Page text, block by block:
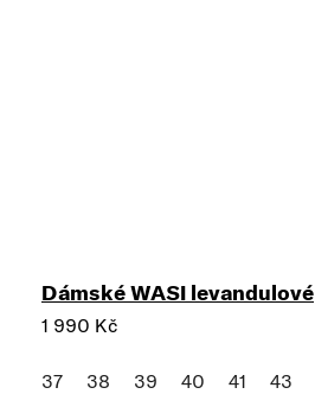
Dámské WASI levandulové
1 990 Kč
37 38 39 40 41 43